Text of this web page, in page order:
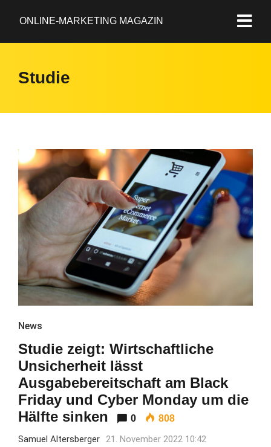
ONLINE-MARKETING MAGAZIN
Studie
News
Studie zeigt: Wirtschaftliche
Unsicherheit lässt
Ausgabebereitschaft am Black
Friday und Cyber Monday um die
Hälfte sinken
0 808
Samuel Altersberger 21. November 2022 10:42